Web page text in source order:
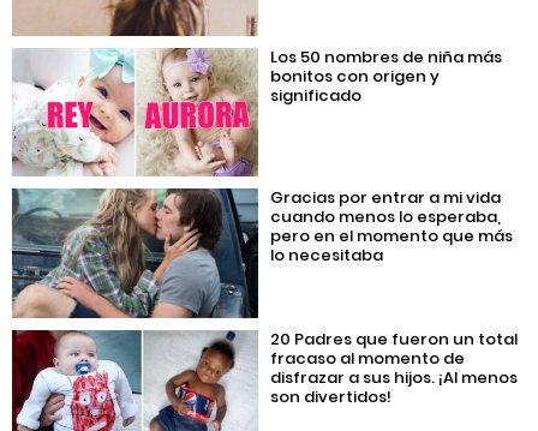
Los 50 nombres de niña más
bonitos con origen y
significado
Gracias por entrar a mi vida
cuando menos lo esperaba,
pero en el momento que más
lo necesitaba
20 Padres que fueron un total
fracaso al momento de
disfrazar a sus hijos. ¡Al menos
son divertidos!